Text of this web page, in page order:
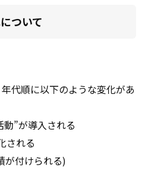
ついて
代順に以下のような変化があ
”が導入される
される
が付けられる)